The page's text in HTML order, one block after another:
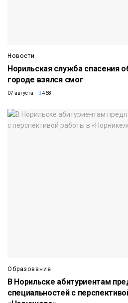
Новости
Норильская служба спасения
городе взялся смог
07 августа 468
Образование
В Норильске абитуриентам
специальностей с